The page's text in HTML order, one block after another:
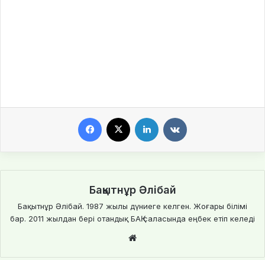
Бақытнұр Әлібай
Бақытнұр Әлібай. 1987 жылы дүниеге келген. Жоғары білімі
бар. 2011 жылдан бері отандық БАҚ саласында еңбек етіп келеді